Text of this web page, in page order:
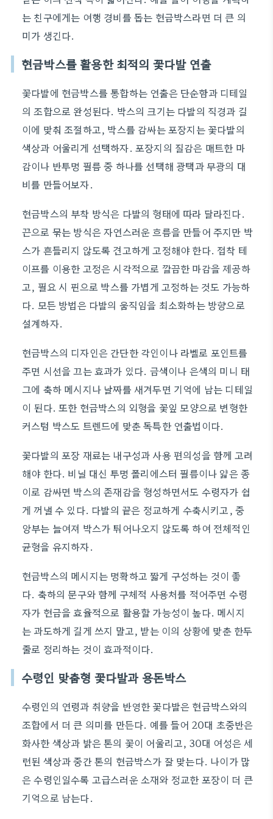
는 친구에게는 여행 경비를 돕는 현금박스라면 더 큰 의
미가 생긴다.
현금박스를 활용한 최적의 꽃다발 연출
꽃다발에 현금박스를 통합하는 연출은 단순함과 디테일
의 조합으로 완성된다. 박스의 크기는 다발의 직경과 길
이에 맞춰 조절하고, 박스를 감싸는 포장지는 꽃다발의
색상과 어울리게 선택하자. 포장지의 질감은 매트한 마
감이나 반투명 필름 중 하나를 선택해 광택과 무광의 대
비를 만들어보자.
현금박스의 부착 방식은 다발의 형태에 따라 달라진다.
끈으로 묶는 방식은 자연스러운 흐름을 만들어 주지만 박
스가 흔들리지 않도록 견고하게 고정해야 한다. 접착 테
이프를 이용한 고정은 시각적으로 깔끔한 마감을 제공하
고, 필요 시 핀으로 박스를 가볍게 고정하는 것도 가능하
다. 모든 방법은 다발의 움직임을 최소화하는 방향으로
설계하자.
현금박스의 디자인은 간단한 각인이나 라벨로 포인트를
주면 시선을 끄는 효과가 있다. 금색이나 은색의 미니 태
그에 축하 메시지나 날짜를 새겨두면 기억에 남는 디테일
이 된다. 또한 현금박스의 외형을 꽃잎 모양으로 변형한
커스텀 박스도 트렌드에 맞춘 독특한 연출법이다.
꽃다발의 포장 재료는 내구성과 사용 편의성을 함께 고려
해야 한다. 비닐 대신 투명 폴리에스터 필름이나 얇은 종
이로 감싸면 박스의 존재감을 형성하면서도 수령자가 쉽
게 꺼낼 수 있다. 다발의 끝은 정교하게 수축시키고, 중
앙부는 늘여져 박스가 튀어나오지 않도록 하여 전체적인
균형을 유지하자.
현금박스의 메시지는 명확하고 짧게 구성하는 것이 좋
다. 축하의 문구와 함께 구체적 사용처를 적어주면 수령
자가 현금을 효율적으로 활용할 가능성이 높다. 메시지
는 과도하게 길게 쓰지 말고, 받는 이의 상황에 맞춘 한두
줄로 정리하는 것이 효과적이다.
수령인 맞춤형 꽃다발과 용돈박스
수령인의 연령과 취향을 반영한 꽃다발은 현금박스와의
조합에서 더 큰 의미를 만든다. 예를 들어 20대 초중반은
화사한 색상과 밝은 톤의 꽃이 어울리고, 30대 여성은 세
련된 색상과 중간 톤의 현금박스가 잘 맞는다. 나이가 많
은 수령인일수록 고급스러운 소재와 정교한 포장이 더 큰
기억으로 남는다.